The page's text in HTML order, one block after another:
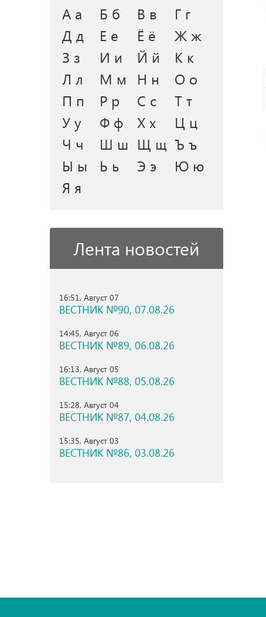
А а Б б В в
Г г
Д д
Е е Ё ё
Ж ж
З з
И и Й й
К к
Л л
М м Н н
О о
П п
Р р С с
Т т
У у
Ф ф Х х
Ц ц
Ч ч
Ш ш Щ щ Ъ ъ
Ы ы
Ь ь Э э
Ю ю
Я я
Лента новостей
16:51, Август 07
ВЕСТНИК №90, 07.08.26
14:45, Август 06
ВЕСТНИК №89, 06.08.26
16:13, Август 05
ВЕСТНИК №88, 05.08.26
15:28, Август 04
ВЕСТНИК №87, 04.08.26
15:35, Август 03
ВЕСТНИК №86, 03.08.26